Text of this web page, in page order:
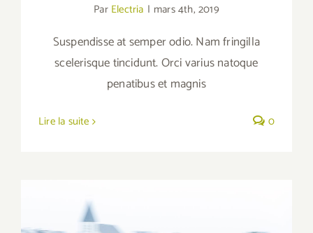
Par Electria | mars 4th, 2019
Suspendisse at semper odio. Nam fringilla
scelerisque tincidunt. Orci varius natoque
penatibus et magnis
Lire la suite 0